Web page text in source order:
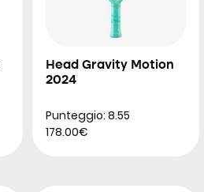
Head Gravity Motion
2024
Punteggio: 8.55
178.00€